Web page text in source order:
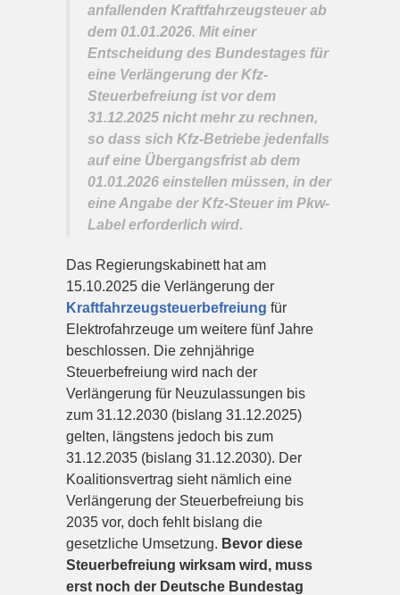
anfallenden Kraftfahrzeugsteuer ab
dem 01.01.2026. Mit einer
Entscheidung des Bundestages für
eine Verlängerung der Kfz-
Steuerbefreiung ist vor dem
31.12.2025 nicht mehr zu rechnen,
so dass sich Kfz-Betriebe jedenfalls
auf eine Übergangsfrist ab dem
01.01.2026 einstellen müssen, in der
eine Angabe der Kfz-Steuer im Pkw-
Label erforderlich wird.
Das Regierungskabinett hat am
15.10.2025 die Verlängerung der
Kraftfahrzeugsteuerbefreiung für
Elektrofahrzeuge um weitere fünf Jahre
beschlossen. Die zehnjährige
Steuerbefreiung wird nach der
Verlängerung für Neuzulassungen bis
zum 31.12.2030 (bislang 31.12.2025)
gelten, längstens jedoch bis zum
31.12.2035 (bislang 31.12.2030). Der
Koalitionsvertrag sieht nämlich eine
Verlängerung der Steuerbefreiung bis
2035 vor, doch fehlt bislang die
gesetzliche Umsetzung. Bevor diese
Steuerbefreiung wirksam wird, muss
erst noch der Deutsche Bundestag